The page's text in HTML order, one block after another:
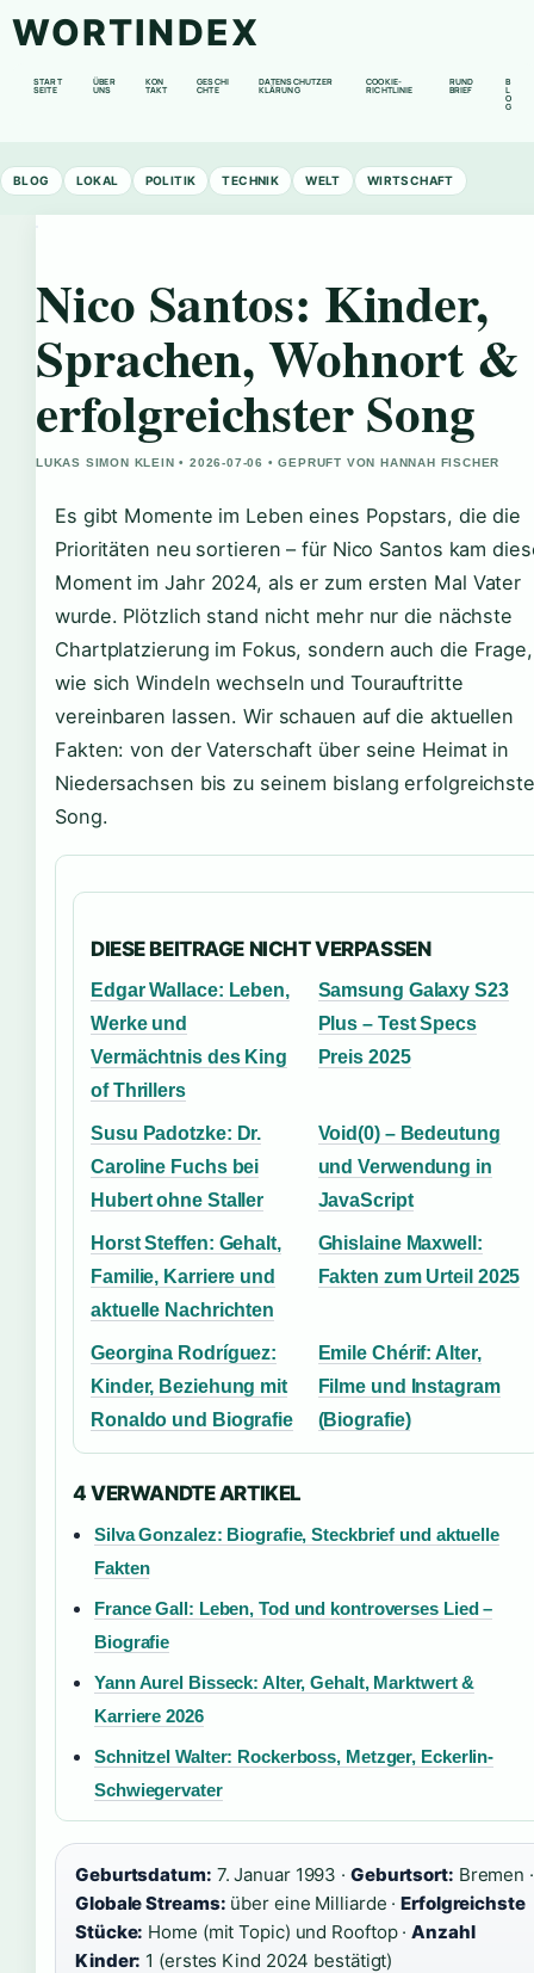
WORTINDEX
START
SEITE
ÜBER
UNS
KON
TAKT
GESCHI
CHTE
DATENSCHUTZER
KLÄRUNG
COOKIE-
RICHTLINIE
RUND
BRIEF
B
L
O
G
BLOG LOKAL POLITIK TECHNIK WELT WIRTSCHAFT
Nico Santos: Kinder,
Sprachen, Wohnort &
erfolgreichster Song
LUKAS SIMON KLEIN • 2026-07-06 • GEPRUFT VON HANNAH FISCHER
Es gibt Momente im Leben eines Popstars, die die
Prioritäten neu sortieren – für Nico Santos kam
Moment im Jahr 2024, als er zum ersten Mal Vater
wurde. Plötzlich stand nicht mehr nur die nächste
Chartplatzierung im Fokus, sondern auch die Frage,
wie sich Windeln wechseln und Tourauftritte
vereinbaren lassen. Wir schauen auf die aktuellen
Fakten: von der Vaterschaft über seine Heimat in
Niedersachsen bis zu seinem bislang
Song.
DIESE BEITRAGE NICHT VERPASSEN
Edgar Wallace: Leben,
Werke und
Vermächtnis des King
of Thrillers
Samsung Galaxy S23
Plus – Test Specs
Preis 2025
Susu Padotzke: Dr.
Caroline Fuchs bei
Hubert ohne Staller
Void(0) – Bedeutung
und Verwendung in
JavaScript
Horst Steffen: Gehalt,
Familie, Karriere und
aktuelle Nachrichten
Ghislaine Maxwell:
Fakten zum Urteil 2025
Georgina Rodríguez:
Kinder, Beziehung mit
Ronaldo und Biografie
Emile Chérif: Alter,
Filme und Instagram
(Biografie)
4 VERWANDTE ARTIKEL
Silva Gonzalez: Biografie, Steckbrief und aktuelle
Fakten
France Gall: Leben, Tod und kontroverses Lied –
Biografie
Yann Aurel Bisseck: Alter, Gehalt, Marktwert &
Karriere 2026
Schnitzel Walter: Rockerboss, Metzger, Eckerlin-
Schwiegervater
Geburtsdatum: 7. Januar 1993 · Geburtsort: Bremen ·
Globale Streams: über eine Milliarde ·Erfolgreichste
Stücke: Home (mit Topic) und Rooftop ·Anzahl
Kinder: 1 (erstes Kind 2024 bestätigt)